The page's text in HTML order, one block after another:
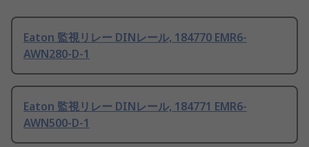
Eaton 監視リレー DINレール, 184770 EMR6-
AWN280-D-1
Eaton 監視リレー DINレール, 184771 EMR6-
AWN500-D-1